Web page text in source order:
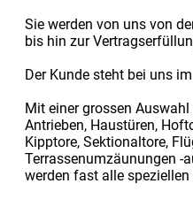
Sie werden von uns von
bis hin zur
Der Kunde steht bei uns
Mit einer grossen Auswahl
Antrieben, Haustüren,
Kipptore, Sektionaltore,
Terrassenumzäunungen -
werden fast alle